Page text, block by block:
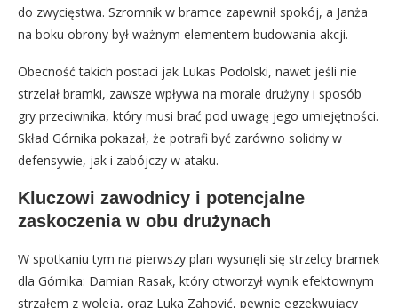
do zwycięstwa. Szromnik w bramce zapewnił spokój, a Janża
na boku obrony był ważnym elementem budowania akcji.
Obecność takich postaci jak Lukas Podolski, nawet jeśli nie
strzelał bramki, zawsze wpływa na morale drużyny i sposób
gry przeciwnika, który musi brać pod uwagę jego umiejętności.
Skład Górnika pokazał, że potrafi być zarówno solidny w
defensywie, jak i zabójczy w ataku.
Kluczowi zawodnicy i potencjalne
zaskoczenia w obu drużynach
W spotkaniu tym na pierwszy plan wysunęli się strzelcy bramek
dla Górnika: Damian Rasak, który otworzył wynik efektownym
strzałem z woleja, oraz Luka Zahović, pewnie egzekwujący